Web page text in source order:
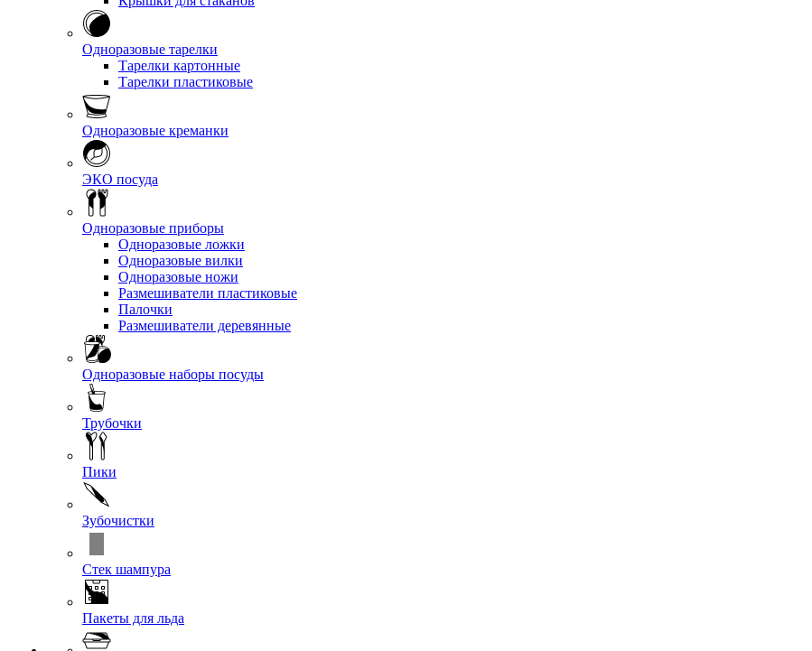
Одноразовые тарелки
Тарелки картонные
Тарелки пластиковые
Одноразовые креманки
ЭКО посуда
Одноразовые приборы
Одноразовые ложки
Одноразовые вилки
Одноразовые ножи
Размешиватели пластиковые
Палочки
Размешиватели деревянные
Одноразовые наборы посуды
Трубочки
Пики
Зубочистки
Стек шампура
Пакеты для льда